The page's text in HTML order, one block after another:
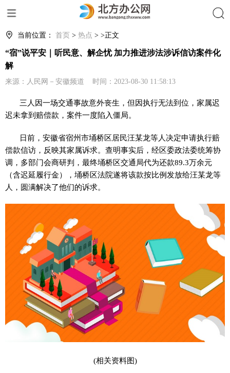
当前位置： 首页 > 热点 > >正文
“宿”说平安｜听民意、解企忧 加力推进涉法涉诉信访案件化
解
来源：人民网－安徽频道 时间：2023-08-30 11:58:13
三人因一场交通事故意外丧生，但因执行无法到位，家属迟
迟未拿到赔偿款，案件一度陷入僵局。
日前，安徽省宿州市埇桥区居民汪某龙等人决定申请执行赔
偿款信访，反映其家属诉求。查明事实后，经区委政法委统筹协
调，多部门会商研判，最终埇桥区交通局代为还款89.3万余元
（含迟延履行金），埇桥区法院遂将该款按比例发放给汪某龙等
人，圆满解决了他们的诉求。
(相关资料图)